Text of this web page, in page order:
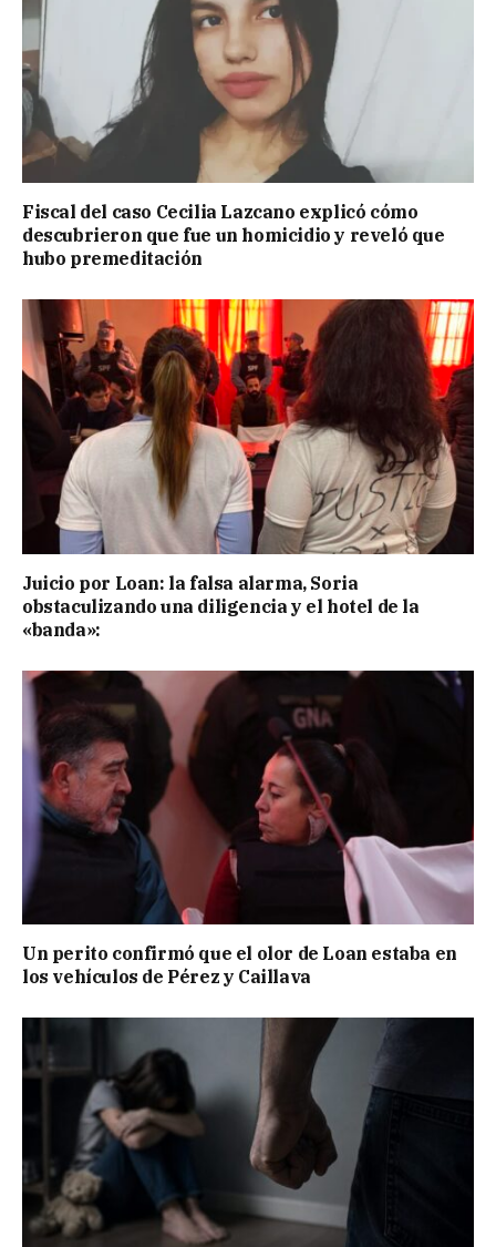
Fiscal del caso Cecilia Lazcano explicó cómo
descubrieron que fue un homicidio y reveló que
hubo premeditación
Juicio por Loan: la falsa alarma, Soria
obstaculizando una diligencia y el hotel de la
«banda»:
Un perito confirmó que el olor de Loan estaba en
los vehículos de Pérez y Caillava